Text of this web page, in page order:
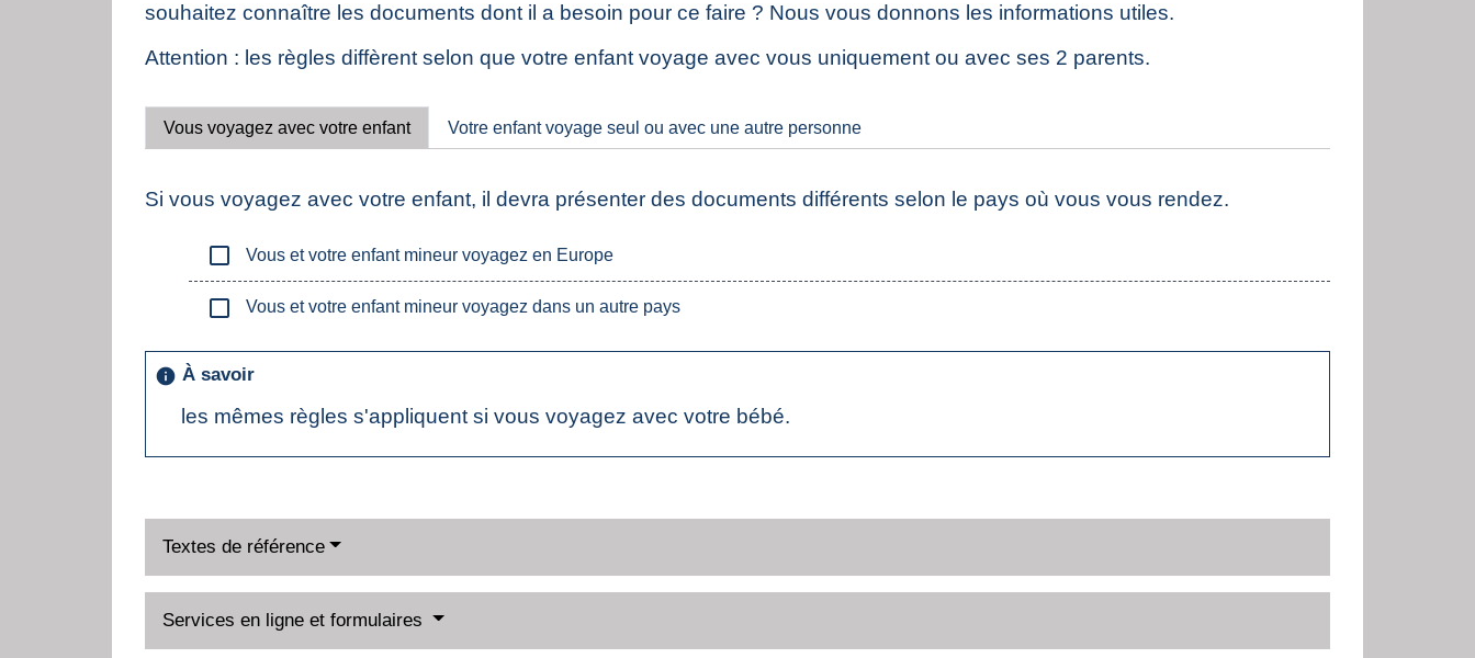
souhaitez connaître les documents dont il a besoin pour ce faire ? Nous vous donnons les informations utiles.
Attention : les règles diffèrent selon que votre enfant voyage avec vous uniquement ou avec ses 2 parents.
Vous voyagez avec votre enfant Votre enfant voyage seul ou avec une autre personne
Si vous voyagez avec votre enfant, il devra présenter des documents différents selon le pays où vous vous rendez.
check_box_outline_blank Vous et votre enfant mineur voyagez en Europe
check_box_outline_blank Vous et votre enfant mineur voyagez dans un autre pays
info À savoir
les mêmes règles s'appliquent si vous voyagez avec votre bébé.
Textes de référence
Services en ligne et formulaires